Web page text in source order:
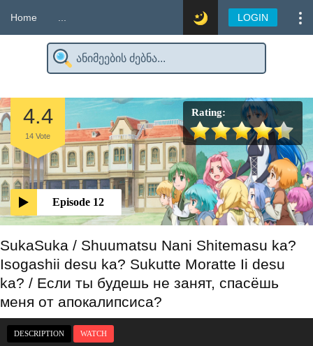
Home LOGIN
Episode 12
4.4
14 Vote
Rating:
SukaSuka / Shuumatsu Nani Shitemasu ka?
Isogashii desu ka? Sukutte Moratte Ii desu
ka? / Если ты будешь не занят, спасёшь
меня от апокалипсиса?
DESCRIPTION WATCH